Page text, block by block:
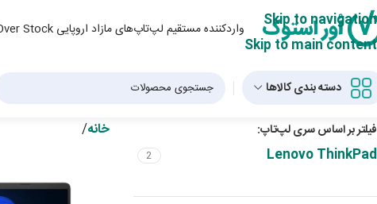
Skip to navigation
Skip to main content
واردکننده مستقیم لپ‌تاپ‌های مازاد اروپایی Over Stock و لپ‌تاپ‌ استوک از دبی
دسته بندی کالاها
فیلتر بر اساس سری لپ‌تاپ:
Lenovo ThinkPad
2
خانه/